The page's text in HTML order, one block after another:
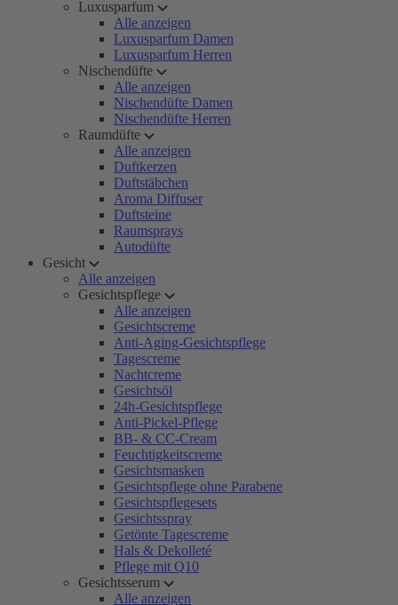
Luxusparfum
Alle anzeigen
Luxusparfum Damen
Luxusparfum Herren
Nischendüfte
Alle anzeigen
Nischendüfte Damen
Nischendüfte Herren
Raumdüfte
Alle anzeigen
Duftkerzen
Duftstäbchen
Aroma Diffuser
Duftsteine
Raumsprays
Autodüfte
Gesicht
Alle anzeigen
Gesichtspflege
Alle anzeigen
Gesichtscreme
Anti-Aging-Gesichtspflege
Tagescreme
Nachtcreme
Gesichtsöl
24h-Gesichtspflege
Anti-Pickel-Pflege
BB- & CC-Cream
Feuchtigkeitscreme
Gesichtsmasken
Gesichtspflege ohne Parabene
Gesichtspflegesets
Gesichtsspray
Getönte Tagescreme
Hals & Dekolleté
Pflege mit Q10
Gesichtsserum
Alle anzeigen